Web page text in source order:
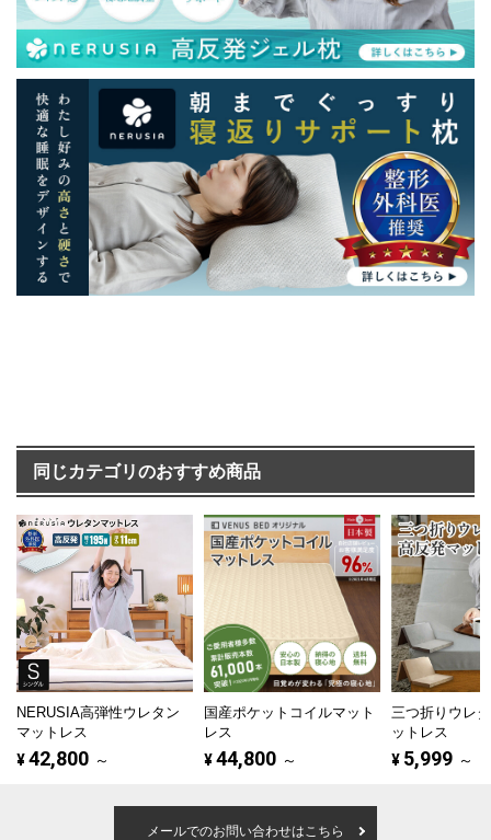
同じカテゴリのおすすめ商品
NERUSIA高弾性ウレタン
マットレス
¥42,800 ～
国産ポケットコイルマット
レス
¥44,800 ～
三つ折りウレ
ットレス
¥ 5,999 ～
メールでのお問い合わせはこちら